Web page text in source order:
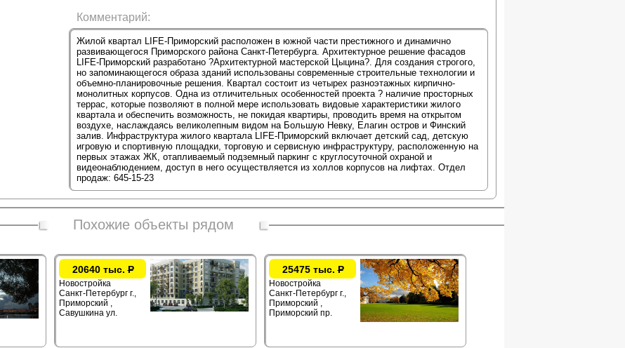
Жилой квартал LIFE-Приморский расположен в южной части престижного и динамично
развивающегося Приморского района Санкт-Петербурга. Архитектурное решение фасадов
LIFE-Приморский разработано ?Архитектурной мастерской Цыцина?. Для создания строгого,
но запоминающегося образа зданий использованы современные строительные технологии и
объемно-планировочные решения. Квартал состоит из четырех разноэтажных кирпично-
монолитных корпусов. Одна из отличительных особенностей проекта ? наличие просторных
террас, которые позволяют в полной мере использовать видовые характеристики жилого
квартала и обеспечить возможность, не покидая квартиры, проводить время на открытом
воздухе, наслаждаясь великолепным видом на Большую Невку, Елагин остров и Финский
залив. Инфраструктура жилого квартала LIFE-Приморский включает детский сад, детскую
игровую и спортивную площадки, торговую и сервисную инфраструктуру, расположенную на
первых этажах ЖК, отапливаемый подземный паркинг с круглосуточной охраной и
видеонаблюдением, доступ в него осуществляется из холлов корпусов на лифтах. Отдел
продаж: 645-15-23
Комментарий:
Похожие объекты рядом
20640 тыс.Р
Новостройка
Санкт-Петербург г.,
Приморский ,
Савушкина ул.
25475 тыс.Р
Новостройка
Санкт-Петербург г.,
Приморский ,
Приморский пр.